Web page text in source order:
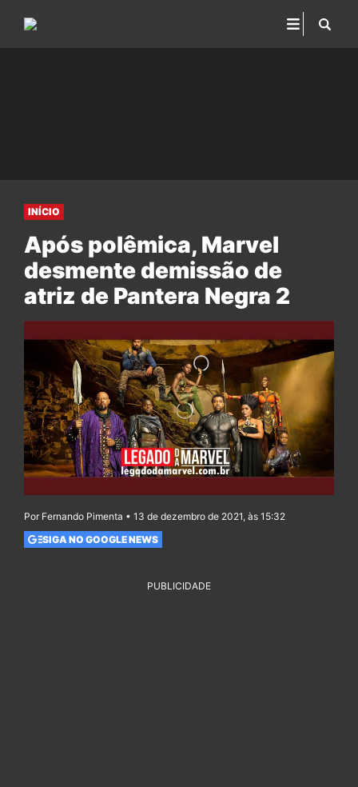
INÍCIO
Após polêmica, Marvel
desmente demissão de
atriz de Pantera Negra 2
Por Fernando Pimenta • 13 de dezembro de 2021, às 15:32
SIGA NO GOOGLE NEWS
PUBLICIDADE